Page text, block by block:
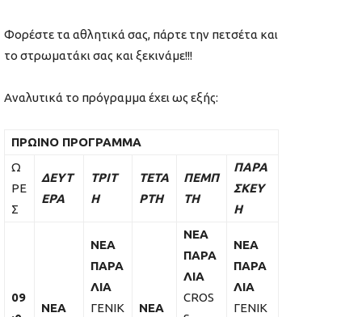
Φορέστε τα αθλητικά σας, πάρτε την πετσέτα και
το στρωματάκι σας και ξεκινάμε!!!
Αναλυτικά το πρόγραμμα έχει ως εξής:
ΠΡΩΙΝΟ ΠΡΟΓΡΑΜΜΑ
Ω
ΡΕ
Σ
ΔΕΥΤ
ΕΡΑ
ΤΡΙΤ
Η
ΤΕΤΑ
ΡΤΗ
ΠΕΜΠ
ΤΗ
ΠΑΡΑ
ΣΚΕΥ
Η
09
ΝΕΑ
ΝΕΑ
ΠΑΡΑ
ΛΙΑ
ΓΕΝΙΚ
ΝΕΑ
ΝΕΑ
ΠΑΡΑ
ΛΙΑ
CROS
ΝΕΑ
ΠΑΡΑ
ΛΙΑ
ΓΕΝΙΚ